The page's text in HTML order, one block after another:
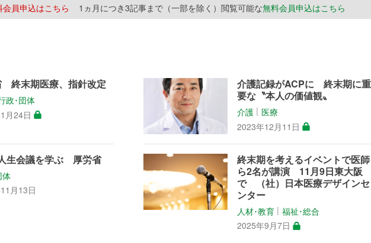
会員申込はこちら 1ヵ月につき3記事まで（一部を除く）閲覧可能な無料会員申込はこちら
終末期医療、指針改定
政･団体
月24日
介護記録がACPに 終末期に重
要な〝本人の価値観〟
介護 │医療
2023年12月11日
生会議を学ぶ 厚労省
体
月13日
終末期を考えるイベントで医師
ら2名が講演 11月9日東大阪
で （社）日本医療デザインセ
ンター
人材･教育 │福祉･総合
2025年9月7日